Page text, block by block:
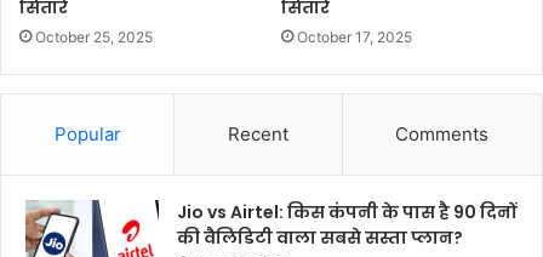
सितारे
October 25, 2025
सितारे
October 17, 2025
Popular Recent Comments
Jio vs Airtel: किस कंपनी के पास है 90 दिनों
की वैलिडिटी वाला सबसे सस्ता प्लान?